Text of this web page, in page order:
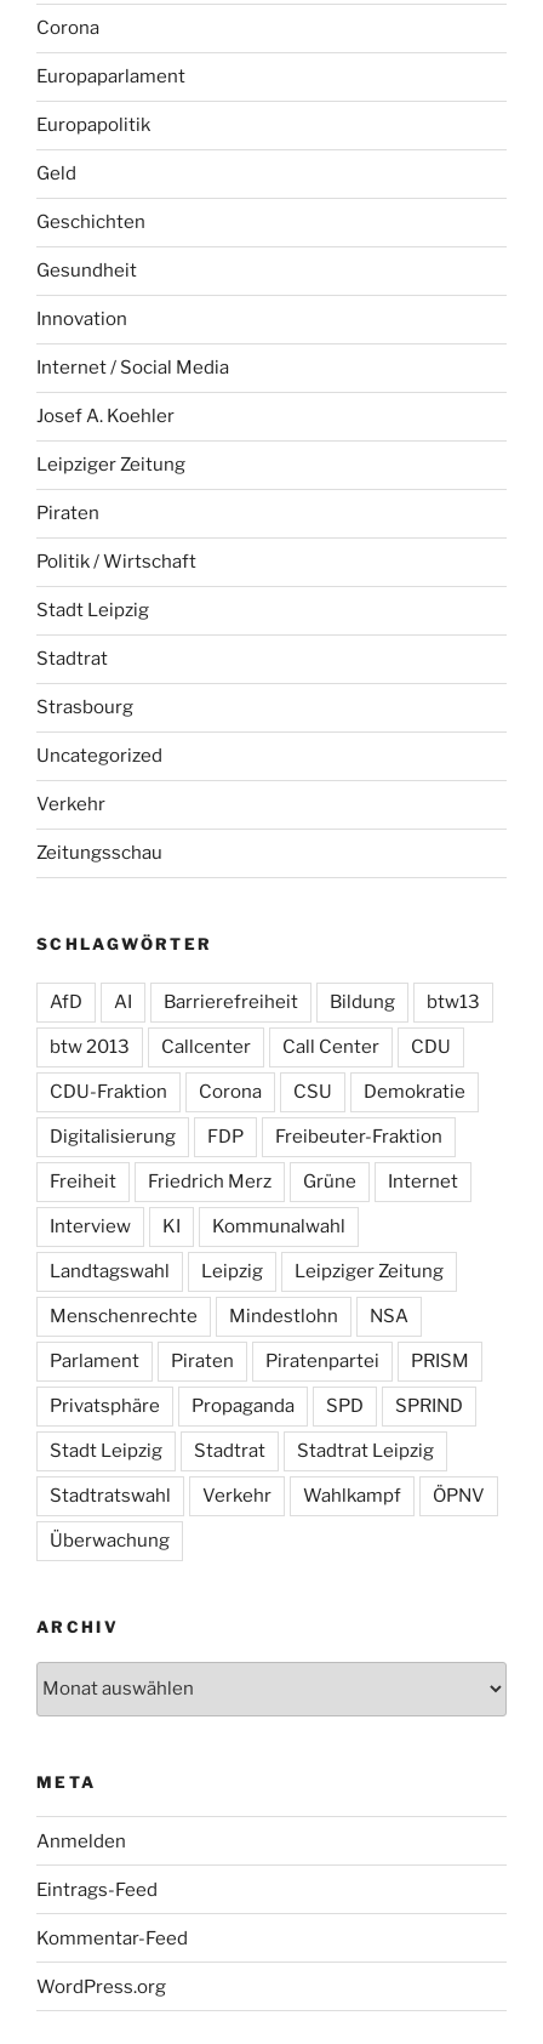
Corona
Europaparlament
Europapolitik
Geld
Geschichten
Gesundheit
Innovation
Internet / Social Media
Josef A. Koehler
Leipziger Zeitung
Piraten
Politik / Wirtschaft
Stadt Leipzig
Stadtrat
Strasbourg
Uncategorized
Verkehr
Zeitungsschau
SCHLAGWÖRTER
AfD AI Barrierefreiheit Bildung btw13
btw 2013 Callcenter Call Center CDU
CDU-Fraktion Corona CSU Demokratie
Digitalisierung FDP Freibeuter-Fraktion
Freiheit Friedrich Merz Grüne Internet
Interview KI Kommunalwahl
Landtagswahl Leipzig Leipziger Zeitung
Menschenrechte Mindestlohn NSA
Parlament Piraten Piratenpartei PRISM
Privatsphäre Propaganda SPD SPRIND
Stadt Leipzig Stadtrat Stadtrat Leipzig
Stadtratswahl Verkehr Wahlkampf ÖPNV
Überwachung
ARCHIV
META
Anmelden
Eintrags-Feed
Kommentar-Feed
WordPress.org